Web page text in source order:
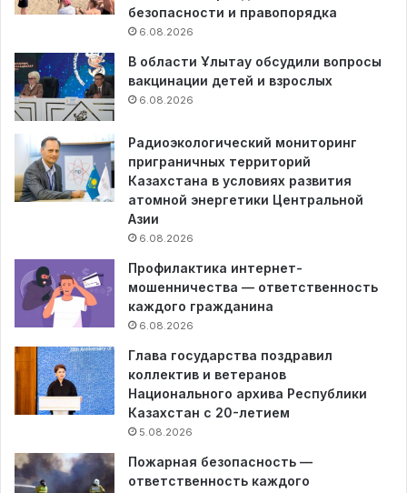
безопасности и правопорядка
6.08.2026
В области Ұлытау обсудили вопросы
вакцинации детей и взрослых
6.08.2026
Радиоэкологический мониторинг
приграничных территорий
Казахстана в условиях развития
атомной энергетики Центральной
Азии
6.08.2026
Профилактика интернет-
мошенничества — ответственность
каждого гражданина
6.08.2026
Глава государства поздравил
коллектив и ветеранов
Национального архива Республики
Казахстан с 20-летием
5.08.2026
Пожарная безопасность —
ответственность каждого